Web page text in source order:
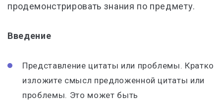
продемонстрировать знания по предмету.
Введение
Представление цитаты или проблемы. Кратко
изложите смысл предложенной цитаты или
проблемы. Это может быть